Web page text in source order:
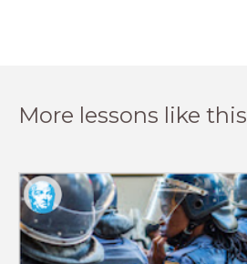
More lessons like this